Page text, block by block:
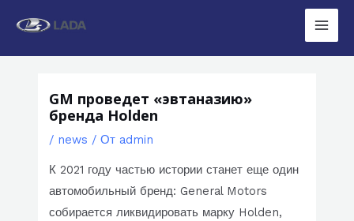
Main
GM проведет «эвтаназию»
бренда Holden
/ news / От admin
К 2021 году частью истории станет еще один
автомобильный бренд: General Motors
собирается ликвидировать марку Holden,